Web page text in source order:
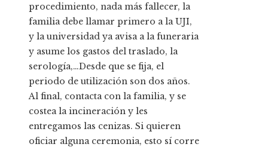
procedimiento, nada más fallecer, la
familia debe llamar primero a la UJI,
y la universidad ya avisa a la funeraria
y asume los gastos del traslado, la
serología,…Desde que se fija, el
periodo de utilización son dos años.
Al final, contacta con la familia, y se
costea la incineración y les
entregamos las cenizas. Si quieren
oficiar alguna ceremonia, esto sí corre